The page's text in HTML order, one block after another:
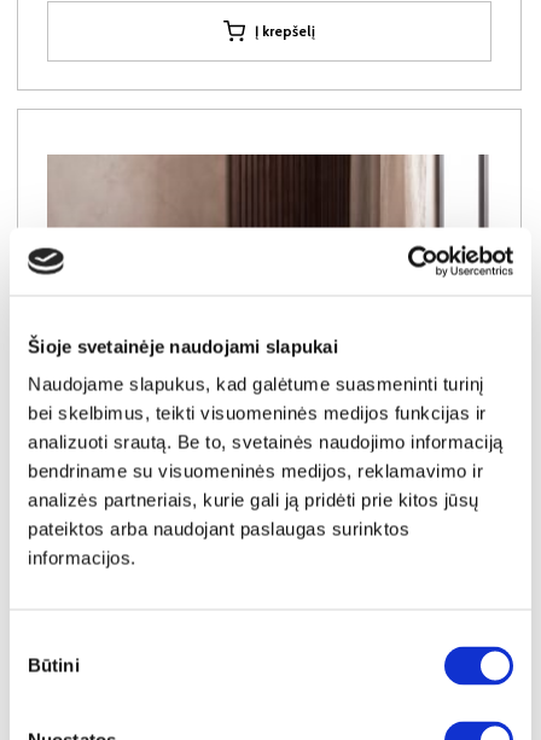
Šioje svetainėje naudojami slapukai
Naudojame slapukus, kad galėtume suasmeninti turinį
bei skelbimus, teikti visuomeninės medijos funkcijas ir
analizuoti srautą. Be to, svetainės naudojimo informaciją
bendriname su visuomeninės medijos, reklamavimo ir
analizės partneriais, kurie gali ją pridėti prie kitos jūsų
pateiktos arba naudojant paslaugas surinktos
informacijos.
pasirinkimas
Būtini
Į krepšelį
NAUJIENA YRA SANDĖLYJE
WHIM-376 staliukas
Išmatavimai: A: